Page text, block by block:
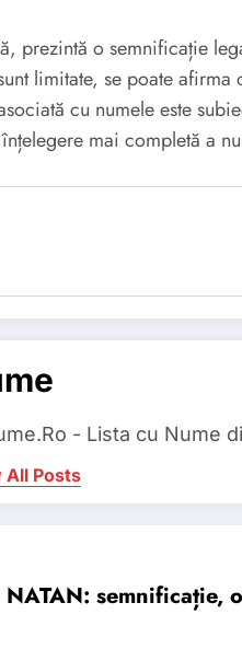
prezintă o semnificație
limitate, se poate
cu numele este
mai completă a
- Lista cu Nume
All Posts
NATAN: semnificație,